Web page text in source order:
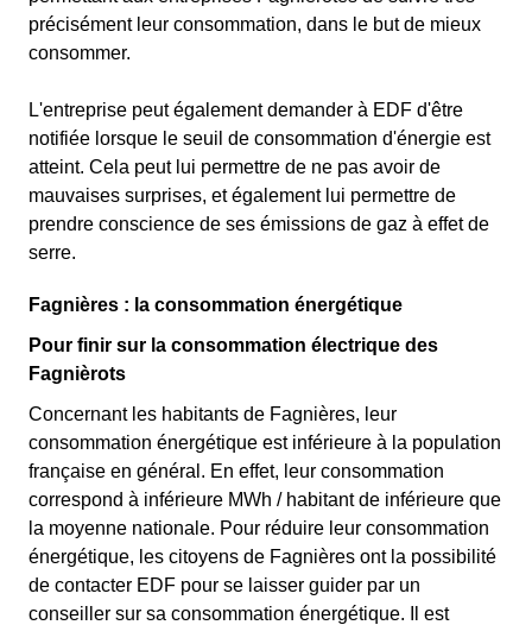
précisément leur consommation, dans le but de mieux
consommer.
L'entreprise peut également demander à EDF d'être
notifiée lorsque le seuil de consommation d'énergie est
atteint. Cela peut lui permettre de ne pas avoir de
mauvaises surprises, et également lui permettre de
prendre conscience de ses émissions de gaz à effet de
serre.
Fagnières : la consommation énergétique
Pour finir sur la consommation électrique des
Fagnièrots
Concernant les habitants de Fagnières, leur
consommation énergétique est inférieure à la population
française en général. En effet, leur consommation
correspond à inférieure MWh / habitant de inférieure que
la moyenne nationale. Pour réduire leur consommation
énergétique, les citoyens de Fagnières ont la possibilité
de contacter EDF pour se laisser guider par un
conseiller sur sa consommation énergétique. Il est